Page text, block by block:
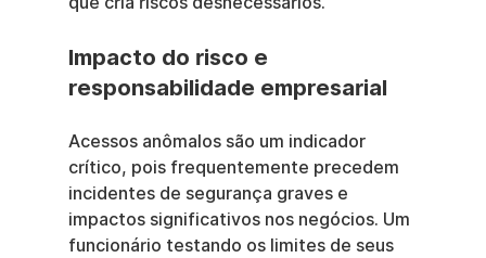
Impacto do risco e
responsabilidade empresarial
Acessos anômalos são um indicador
crítico, pois frequentemente precedem
incidentes de segurança graves e
impactos significativos nos negócios. Um
funcionário testando os limites de seus